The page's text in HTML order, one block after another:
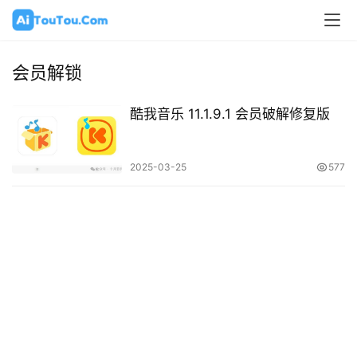
会员解锁
酷我音乐 11.1.9.1 会员破解修复版
2025-03-25 577